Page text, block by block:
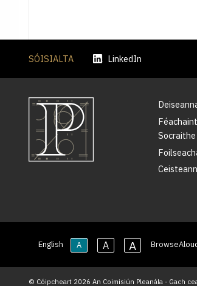
SÓISIALTA LinkedIn
Socraithe
English A A A
© Cóipcheart 2026 An Coimisiún Pleanála - Gach